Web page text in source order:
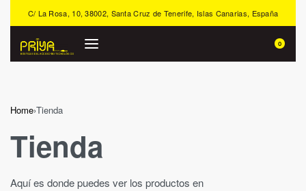
C/ La Rosa, 10, 38002, Santa Cruz de Tenerife, Islas Canarias, España
0
Home›Tienda
Tienda
Aquí es donde puedes ver los productos en